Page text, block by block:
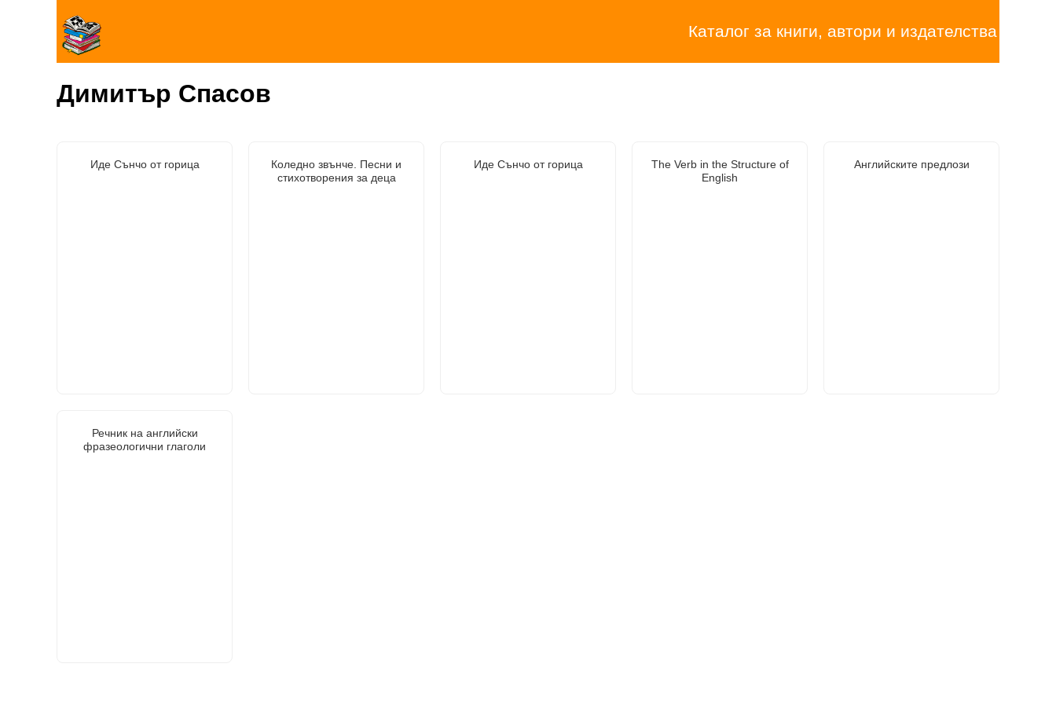
Каталог за книги, автори и издателства
Димитър Спасов
Иде Сънчо от горица
Коледно звънче. Песни и
стихотворения за деца
Иде Сънчо от горица
The Verb in the Structure of
English
Английските предлози
Речник на английски
фразеологични глаголи